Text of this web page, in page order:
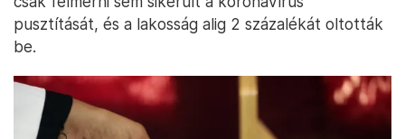
pusztítását, és a lakosság alig 2 százalékát oltották
be.